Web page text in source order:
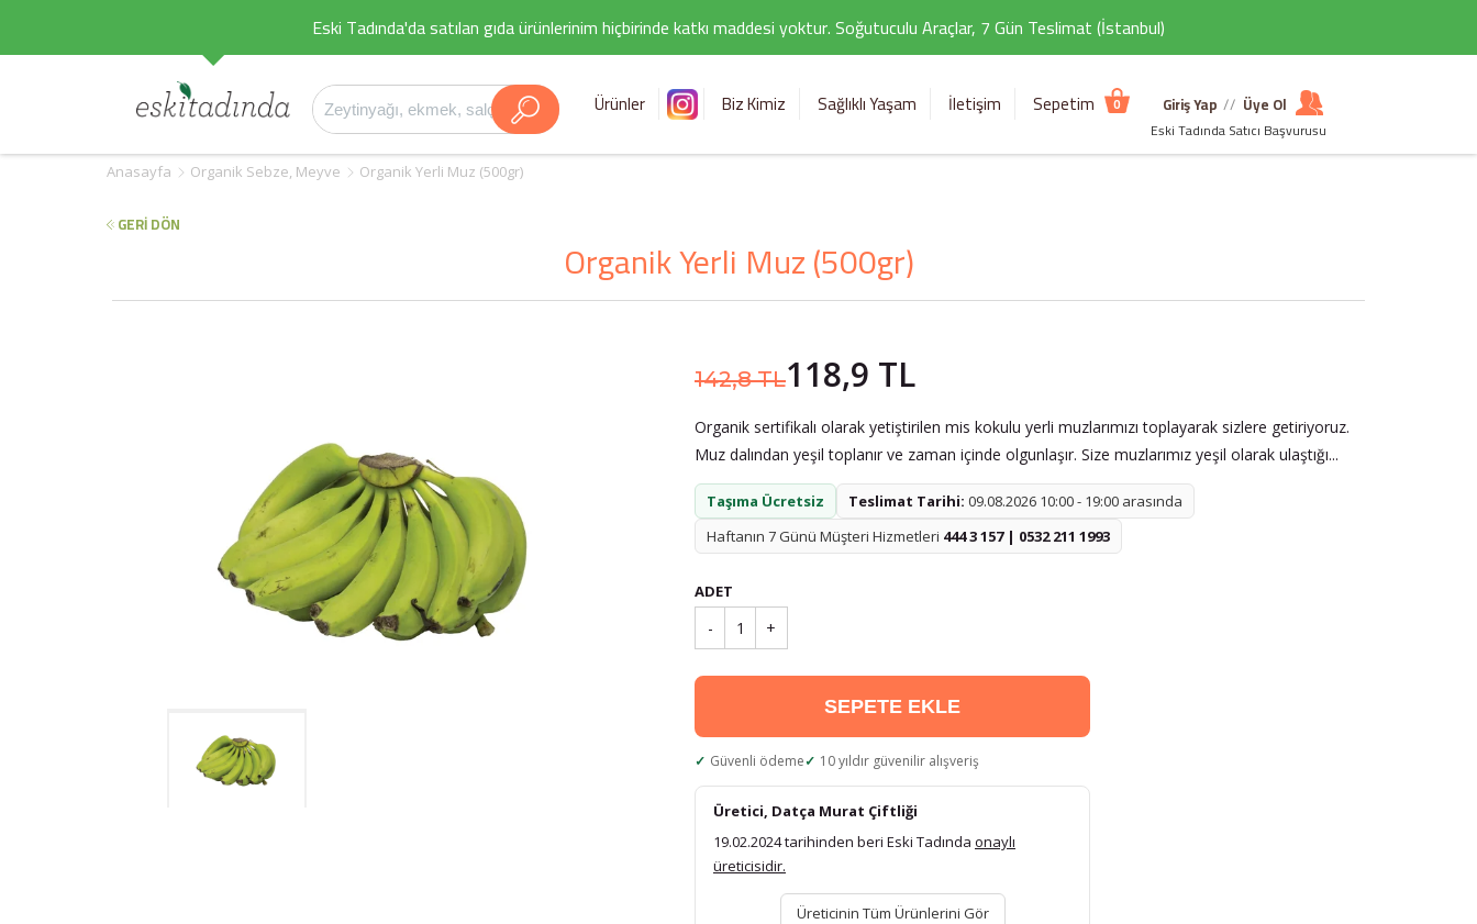
Eski Tadında'da satılan gıda ürünlerinim hiçbirinde katkı maddesi yoktur. Soğutuculu Araçlar, 7 Gün Teslimat (İstanbul)
Ürünler Biz Kimiz Sağlıklı Yaşam İletişim Sepetim 0 Giriş Yap // Üye Ol
Eski Tadında Satıcı Başvurusu
Anasayfa Organik Sebze, Meyve Organik Yerli Muz (500gr)
GERİ DÖN
Organik Yerli Muz (500gr)
142,8 TL118,9 TL
Organik sertifikalı olarak yetiştirilen mis kokulu yerli muzlarımızı toplayarak sizlere getiriyoruz.
Muz dalından yeşil toplanır ve zaman içinde olgunlaşır. Size muzlarımız yeşil olarak ulaştığı...
Taşıma Ücretsiz Teslimat Tarihi: 09.08.2026 10:00 - 19:00 arasında
Haftanın 7 Günü Müşteri Hizmetleri 444 3 157 | 0532 211 1993
ADET
- 1 +
SEPETE EKLE
Güvenli ödeme 10 yıldır güvenilir alışveriş
Üretici, Datça Murat Çiftliği
19.02.2024 tarihinden beri Eski Tadında onaylı
üreticisidir.
Üreticinin Tüm Ürünlerini Gör